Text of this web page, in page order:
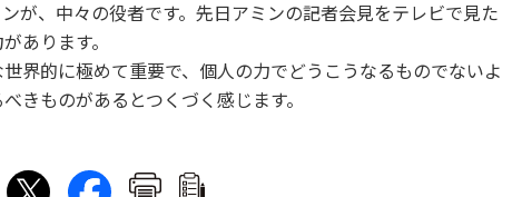
が、中々の役者です。先日アミンの記者会見をテレビで見た
あります。
界的に極めて重要で、個人の力でどうこうなるものでないよ
きものがあるとつくづく感じます。